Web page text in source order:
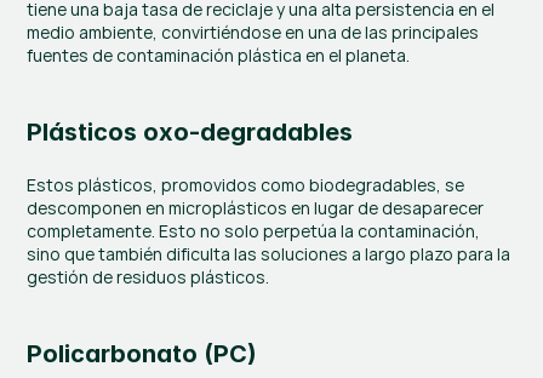
tiene una baja tasa de reciclaje y una alta persistencia en el
medio ambiente, convirtiéndose en una de las principales
fuentes de contaminación plástica en el planeta.
Plásticos oxo-degradables
Estos plásticos, promovidos como biodegradables, se
descomponen en microplásticos en lugar de desaparecer
completamente. Esto no solo perpetúa la contaminación,
sino que también dificulta las soluciones a largo plazo para la
gestión de residuos plásticos.
Policarbonato (PC)